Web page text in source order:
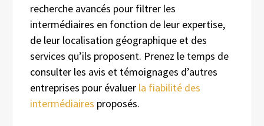
recherche avancés pour filtrer les
intermédiaires en fonction de leur expertise,
de leur localisation géographique et des
services qu’ils proposent. Prenez le temps de
consulter les avis et témoignages d’autres
entreprises pour évaluer la fiabilité des
intermédiaires proposés.